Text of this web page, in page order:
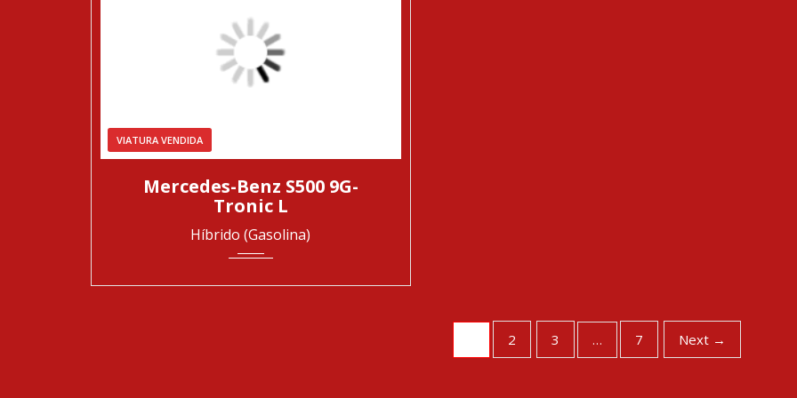
VIATURA VENDIDA
Automática 40750
Mercedes-Benz S500 9G-
Tronic L
Híbrido (Gasolina)
2 3 … 7 Next →